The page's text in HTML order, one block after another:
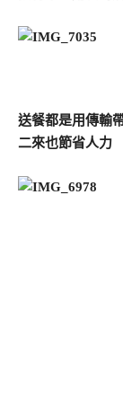
送餐都是用傳輸
二來也節省人力